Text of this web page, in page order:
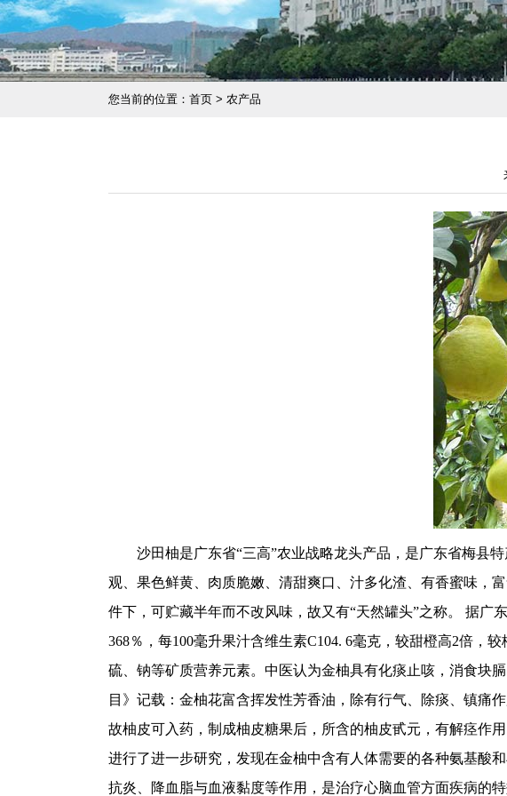
您当前的位置：首页 > 农产品
沙田柚是广东省“三高”农业战略龙头产品，是广东省梅县特
观、果色鲜黄、肉质脆嫩、清甜爽口、汁多化渣、有香蜜味，
件下，可贮藏半年而不改风味，故又有“天然罐头”之称。 据广
368％，每100毫升果汁含维生素C104. 6毫克，较甜橙高2倍，
硫、钠等矿质营养元素。中医认为金柚具有化痰止咳，消食块
目》记载：金柚花富含挥发性芳香油，除有行气、除痰、镇痛
故柚皮可入药，制成柚皮糖果后，所含的柚皮甙元，有解痉作
进行了进一步研究，发现在金柚中含有人体需要的各种氨基酸
抗炎、降血脂与血液黏度等作用，是治疗心脑血管方面疾病的